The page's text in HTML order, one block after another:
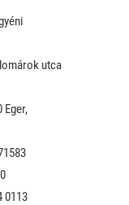
utca
0113